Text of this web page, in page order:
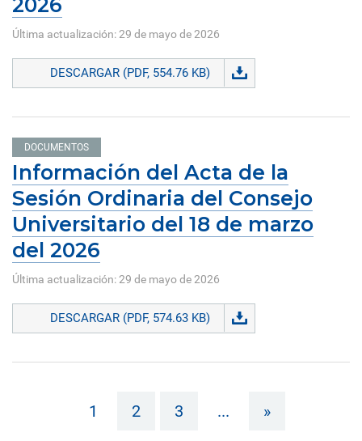
Última actualización: 29 de mayo de 2026
DESCARGAR (PDF, 554.76 KB)
DOCUMENTOS
Información del Acta de la
Sesión Ordinaria del Consejo
Universitario del 18 de marzo
del 2026
Última actualización: 29 de mayo de 2026
DESCARGAR (PDF, 574.63 KB)
1 2 3 ... »